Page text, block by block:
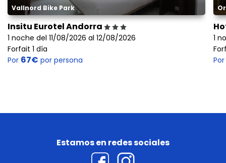
Vallnord Bike Park
Insitu Eurotel Andorra
1 noche del 11/08/2026 al 12/08/2026
Forfait 1 día
Por 67€ por persona
1
Por
Estamos en redes sociales